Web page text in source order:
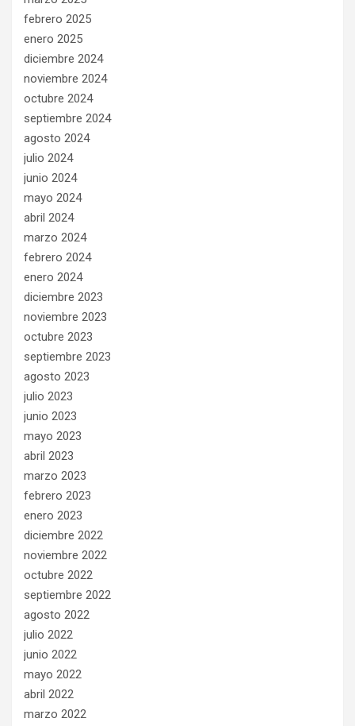
febrero 2025
enero 2025
diciembre 2024
noviembre 2024
octubre 2024
septiembre 2024
agosto 2024
julio 2024
junio 2024
mayo 2024
abril 2024
marzo 2024
febrero 2024
enero 2024
diciembre 2023
noviembre 2023
octubre 2023
septiembre 2023
agosto 2023
julio 2023
junio 2023
mayo 2023
abril 2023
marzo 2023
febrero 2023
enero 2023
diciembre 2022
noviembre 2022
octubre 2022
septiembre 2022
agosto 2022
julio 2022
junio 2022
mayo 2022
abril 2022
marzo 2022